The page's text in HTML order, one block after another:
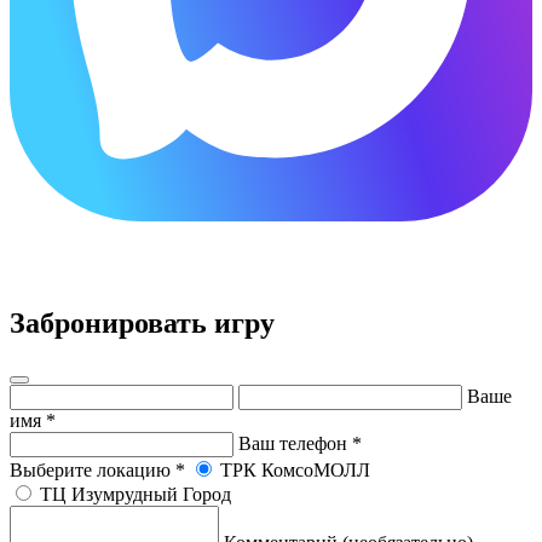
Забронировать игру
Ваше
имя *
Ваш телефон *
Выберите локацию *
ТРК КомсоМОЛЛ
ТЦ Изумрудный Город